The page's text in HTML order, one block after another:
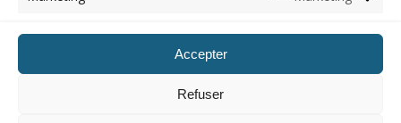
Accepter
Refuser
Qui suis-je ?
ARCHIVES